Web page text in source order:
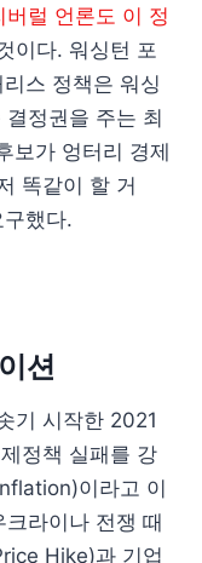
버럴 언론도 이 정
이다. 워싱턴 포
스 정책은 워싱
정권을 주는 최
보가 엉터리 경제
똑같이 할 거
구했다.
션
기 시작한 2021
정책 실패를 강
이라고 이
라이나 전쟁 때
Hike)과 기업